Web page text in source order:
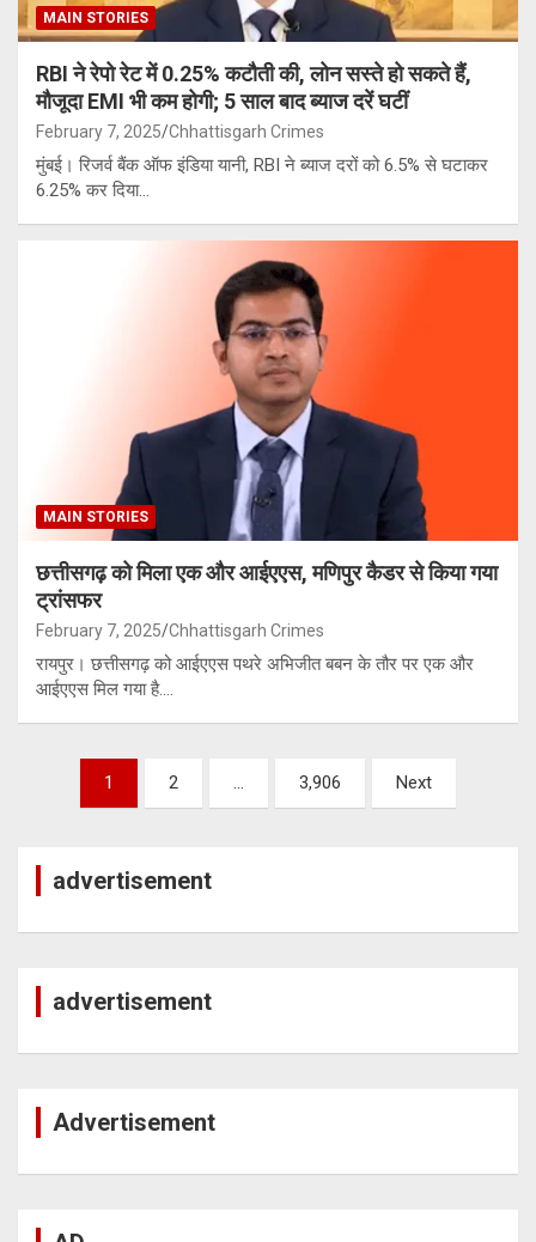
MAIN STORIES
RBI ने रेपो रेट में 0.25% कटौती की, लोन सस्ते हो सकते हैं,
मौजूदा EMI भी कम होगी; 5 साल बाद ब्याज दरें घटीं
February 7, 2025 Chhattisgarh Crimes
मुंबई। रिजर्व बैंक ऑफ इंडिया यानी, RBI ने ब्याज दरों को 6.5% से घटाकर
6.25% कर दिया…
MAIN STORIES
छत्तीसगढ़ को मिला एक और आईएएस, मणिपुर कैडर से किया गया
ट्रांसफर
February 7, 2025 Chhattisgarh Crimes
रायपुर। छत्तीसगढ़ को आईएएस पथरे अभिजीत बबन के तौर पर एक और
आईएएस मिल गया है.…
pagination
1 2 … 3,906 Next
advertisement
advertisement
Advertisement